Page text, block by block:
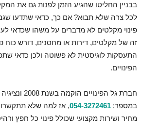
בבניין החליטו שהגיע הזמן לפנות גם את
לכל צרה שלא תבוא? אם כך, כדאי שתדעו
פינוי מקלטים לא מדברים על משהו שכדאי
זה של מקלטים, דירות או מחסנים, דורש כוח
התעסקות לוגיסטית לא פשוטה ולכן כדאי
הפינויים.
חברת גל
במספר: 054-3272461, אז למה שלא
מחיר ושירות מקצועי שכולל פינוי כל חפץ